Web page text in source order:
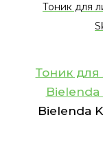
Тоник для
Тоник для
Bielenda
Bielenda